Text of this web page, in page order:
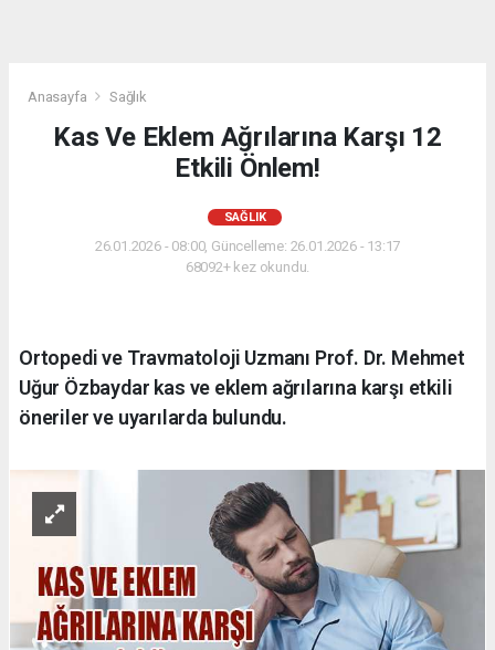
Anasayfa Sağlık
Kas Ve Eklem Ağrılarına Karşı 12
Etkili Önlem!
SAĞLIK
26.01.2026 - 08:00, Güncelleme: 26.01.2026 - 13:17
68092+ kez okundu.
Ortopedi ve Travmatoloji Uzmanı Prof. Dr. Mehmet
Uğur Özbaydar kas ve eklem ağrılarına karşı etkili
öneriler ve uyarılarda bulundu.